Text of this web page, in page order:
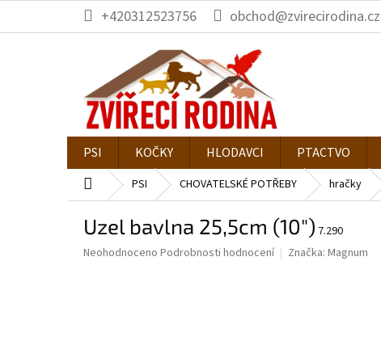
obsah
+420312523756 obchod@zvirecirodina.cz
PSI KOČKY HLODAVCI PTACTVO
Domů PSI CHOVATELSKÉ POTŘEBY hračky
Uzel bavlna 25,5cm (10") 7.290
Průměrné
Neohodnoceno Podrobnosti hodnocení Značka: Magnum